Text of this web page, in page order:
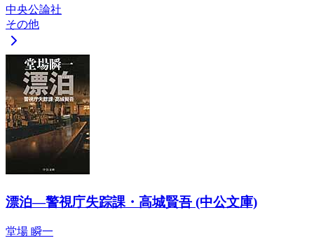
中央公論社
その他
漂泊―警視庁失踪課・高城賢吾 (中公文庫)
堂場 瞬一